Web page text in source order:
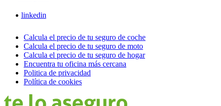
linkedin
Calcula el precio de tu seguro de coche
Calcula el precio de tu seguro de moto
Calcula el precio de tu seguro de hogar
Encuentra tu oficina más cercana
Politica de privacidad
Política de cookies